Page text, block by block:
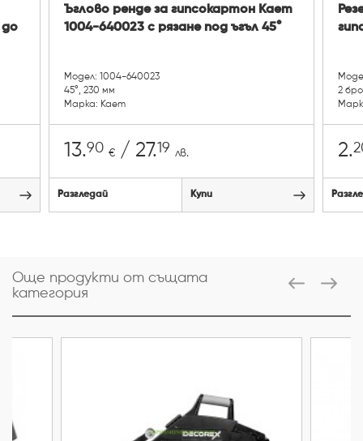
до
Ъглово ренде за гипсокартон Kaem
1004-640023 с рязане под ъгъл 45°
Модел: 1004-640023
45°, 230 мм
Марка: Kaem
13.90 € / 27.19 лв.
Разгледай Купи
2
2.
Още продукти от същата
категория